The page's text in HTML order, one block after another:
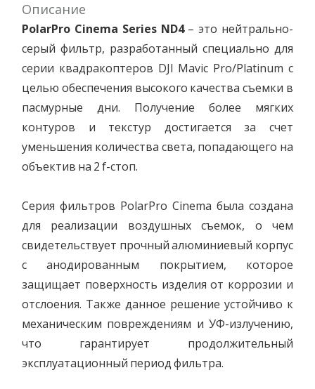
Описание
PolarPro Cinema Series ND4– это нейтрально-
серый фильтр, разработанный специально для
серии квадракоптеров DJI Mavic Pro/Platinum с
целью обеспечения высокого качества съемки в
пасмурные дни. Получение более мягких
контуров и текстур достигается за счет
уменьшения количества света, попадающего на
объектив на 2 f-стоп.
Серия фильтров PolarPro Cinema была создана
для реализации воздушных съемок, о чем
свидетельствует прочный алюминиевый корпус
с анодированным покрытием, которое
защищает поверхность изделия от коррозии и
отслоения. Также данное решение устойчиво к
механическим повреждениям и УФ-излучению,
что гарантирует продолжительный
эксплуатационный период фильтра.